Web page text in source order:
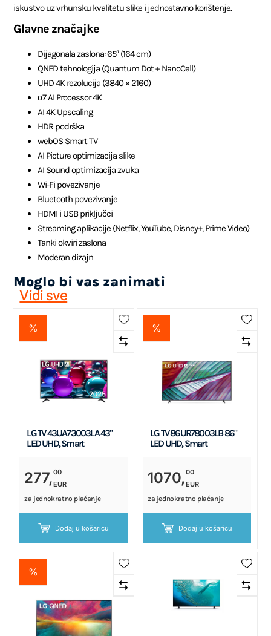
iskustvo uz vrhunsku kvalitetu slike i jednostavno korištenje.
Glavne značajke
Dijagonala zaslona: 65″ (164 cm)
QNED tehnologija (Quantum Dot + NanoCell)
UHD 4K rezolucija (3840 × 2160)
α7 AI Processor 4K
AI 4K Upscaling
HDR podrška
webOS Smart TV
AI Picture optimizacija slike
AI Sound optimizacija zvuka
Wi-Fi povezivanje
Bluetooth povezivanje
HDMI i USB priključci
Streaming aplikacije (Netflix, YouTube, Disney+, Prime Video)
Tanki okviri zaslona
Moderan dizajn
Moglo bi vas zanimati
Vidi sve
%
LG TV 43UA73003LA 43"
LED UHD, Smart
277,00
EUR
za jednokratno plaćanje
Dodaj u košaricu
%
LG TV 86UR78003LB 86"
LED UHD, Smart
1070,00
EUR
za jednokratno plaćanje
Dodaj u košaricu
%